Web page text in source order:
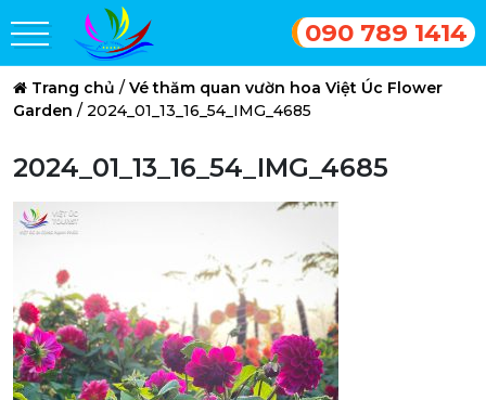
090 789 1414
Trang chủ / Vé thăm quan vườn hoa Việt Úc Flower
Garden / 2024_01_13_16_54_IMG_4685
2024_01_13_16_54_IMG_4685